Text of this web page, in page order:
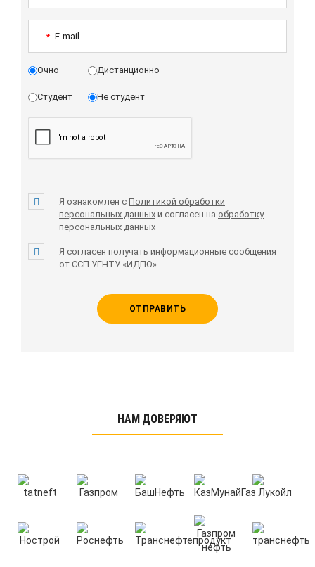
* E-mail
Очно Дистанционно
Студент Не студент
Я ознакомлен с Политикой обработки
персональных данных и согласен на обработку
персональных данных
Я согласен получать информационные сообщения
от ССП УГНТУ «ИДПО»
ОТПРАВИТЬ
НАМ ДОВЕРЯЮТ